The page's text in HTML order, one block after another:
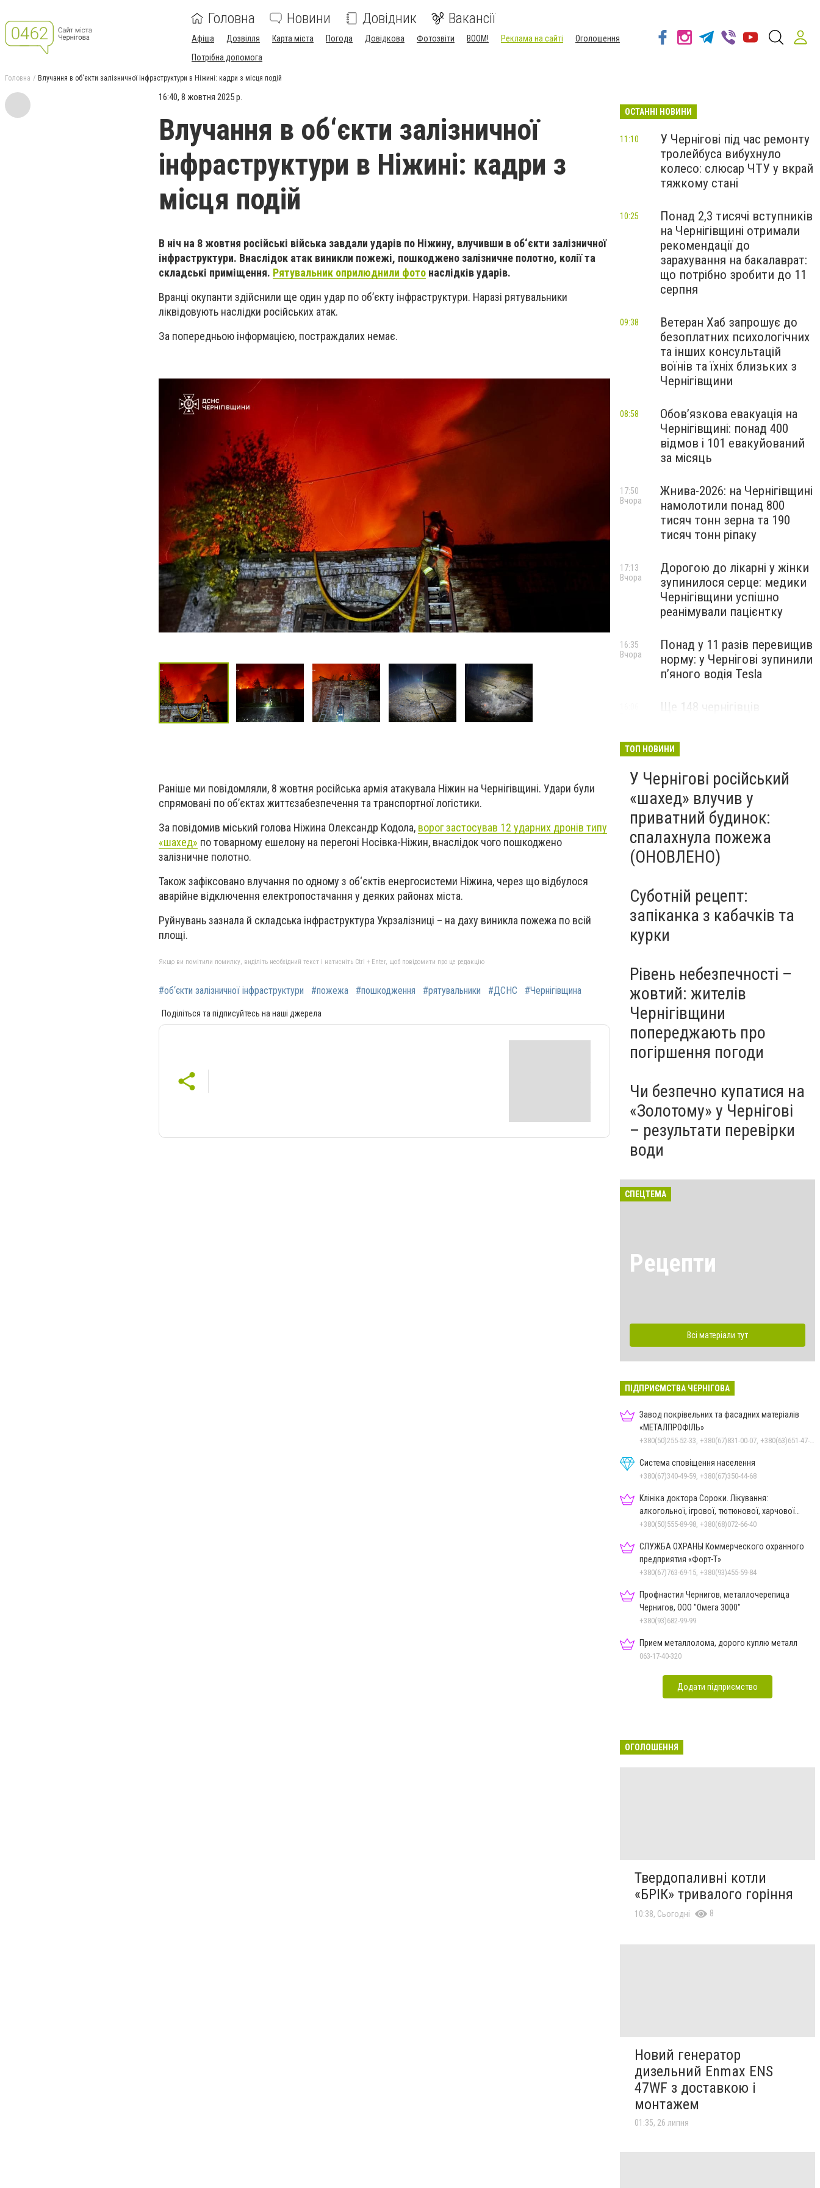
Головна Новини Довідник Вакансії
Афіша Дозвілля Карта міста Погода Довідкова Фотозвіти BOOM! Реклама на сайті
Оголошення
Потрібна допомога
Головна Влучання в об‘єкти залізничної інфраструктури в Ніжині: кадри з місця подій
16:40, 8 жовтня 2025 р.
Влучання в об‘єкти залізничної
інфраструктури в Ніжині: кадри з
місця подій
В ніч на 8 жовтня російські війська завдали ударів по Ніжину, влучивши в об‘єкти залізничної
інфраструктури. Внаслідок атак виникли пожежі, пошкоджено залізничне полотно, колії та
складські приміщення. Рятувальник оприлюднили фото наслідків ударів.
Вранці окупанти здійснили ще один удар по об’єкту інфраструктури. Наразі рятувальники
ліквідовують наслідки російських атак.
За попередньою інформацією, постраждалих немає.
Раніше ми повідомляли, 8 жовтня російська армія атакувала Ніжин на Чернігівщині. Удари були
спрямовані по об’єктах життєзабезпечення та транспортної логістики.
За повідомив міський голова Ніжина Олександр Кодола, ворог застосував 12 ударних дронів типу
«шахед» по товарному ешелону на перегоні Носівка-Ніжин, внаслідок чого пошкоджено
залізничне полотно.
Також зафіксовано влучання по одному з об‘єктів енергосистеми Ніжина, через що відбулося
аварійне відключення електропостачання у деяких районах міста.
Руйнувань зазнала й складська інфраструктура Укрзалізниці – на даху виникла пожежа по всій
площі.
Якщо ви помітили помилку, виділіть необхідний текст і натисніть Ctrl + Enter, щоб повідомити про це редакцію
#об‘єкти залізничної інфраструктури #пожежа #пошкодження #рятувальники #ДСНС #Чернігівщина
Поділіться та підписуйтесь на наші джерела
ОСТАННІ НОВИНИ
У Чернігові під час ремонту
тролейбуса вибухнуло
колесо: слюсар ЧТУ у вкрай
тяжкому стані
11:10
Понад 2,3 тисячі вступників
на Чернігівщині отримали
рекомендації до
зарахування на бакалаврат:
що потрібно зробити до 11
серпня
10:25
Ветеран Хаб запрошує до
безоплатних психологічних
та інших консультацій
воїнів та їхніх близьких з
Чернігівщини
09:38
Обов’язкова евакуація на
Чернігівщині: понад 400
відмов і 101 евакуйований
за місяць
08:58
Жнива-2026: на Чернігівщині
намолотили понад 800
тисяч тонн зерна та 190
тисяч тонн ріпаку
17:50
Вчора
Дорогою до лікарні у жінки
зупинилося серце: медики
Чернігівщини успішно
реанімували пацієнтку
17:13
Вчора
Понад у 11 разів перевищив
норму: у Чернігові зупинили
пʼяного водія Tesla
16:35
Вчора
Ще 148 чернігівців
війни
ТОП НОВИНИ
У Чернігові російський
«шахед» влучив у
приватний будинок:
спалахнула пожежа
(ОНОВЛЕНО)
Суботній рецепт:
запіканка з кабачків та
курки
Рівень небезпечності –
жовтий: жителів
Чернігівщини
попереджають про
погіршення погоди
Чи безпечно купатися на
«Золотому» у Чернігові
– результати перевірки
води
СПЕЦТЕМА
Рецепти
Всі матеріали тут
ПІДПРИЄМСТВА ЧЕРНІГОВА
Завод покрівельних та фасадних матеріалів
«МЕТАЛПРОФІЛЬ»
Система сповіщення населення
+380(67)340-49-59, +380(67)350-44-68
Клініка доктора Сороки. Лікування:
алкогольної, ігрової, тютюнової, харчової
залежностей, неврозів т
+380(50)555-89-98, +380(68)072-66-40
СЛУЖБА ОХРАНЫ Коммерческого охранного
предприятия «Форт-Т»
+380(67)763-69-15, +380(93)455-59-84
Профнастил Чернигов, металлочерепица
Чернигов, ООО "Омега 3000"
+380(93)682-99-99
Прием металлолома, дорого куплю металл
063-17-40-320
Додати підприємство
ОГОЛОШЕННЯ
Твердопаливні котли
«БРІК» тривалого горіння
10:38, Сьогодні 8
Новий генератор
дизельний Enmax ENS
47WF з доставкою і
монтажем
01:35, 26 липня